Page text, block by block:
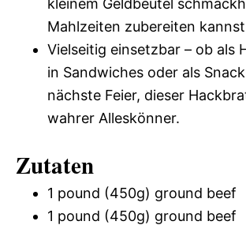
kleinem Geldbeutel
Mahlzeiten zubereiten
Vielseitig einsetzbar – ob als
in Sandwiches oder als
nächste Feier, dieser
wahrer Alleskönner.
Zutaten
1 pound (450g) ground beef
1 pound (450g) ground beef